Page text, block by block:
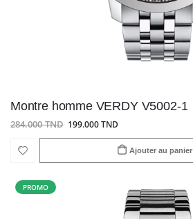
Montre homme VERDY V5002-1
284.000 TND 199.000 TND
Ajouter au panier
PROMO